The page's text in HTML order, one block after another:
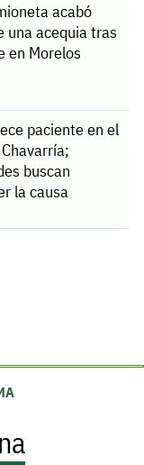
acabó
una acequia tras
en Morelos
paciente en el
buscan
la causa